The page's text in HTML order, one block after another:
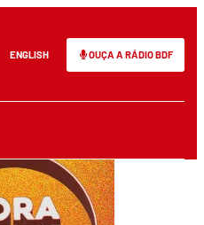
ENGLISH OUÇA A RÁDIO BDF